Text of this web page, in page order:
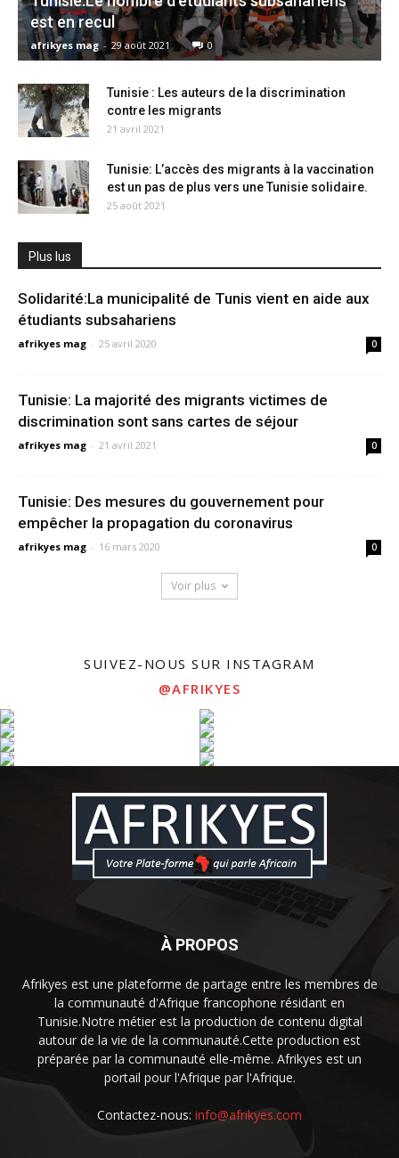
est en recul
afrikyes mag - 29 août 2021 0
Tunisie : Les auteurs de la discrimination
contre les migrants
21 avril 2021
Tunisie: L’accès des migrants à la vaccination
est un pas de plus vers une Tunisie solidaire.
25 août 2021
Plus lus
Solidarité:La municipalité de Tunis vient en aide aux
étudiants subsahariens
afrikyes mag - 25 avril 2020 0
Tunisie: La majorité des migrants victimes de
discrimination sont sans cartes de séjour
afrikyes mag - 21 avril 2021 0
Tunisie: Des mesures du gouvernement pour
empêcher la propagation du coronavirus
afrikyes mag - 16 mars 2020 0
Voir plus
SUIVEZ-NOUS SUR INSTAGRAM
@AFRIKYES
À PROPOS
Afrikyes est une plateforme de partage entre les membres de
la communauté d'Afrique francophone résidant en
Tunisie.Notre métier est la production de contenu digital
autour de la vie de la communauté.Cette production est
préparée par la communauté elle-même. Afrikyes est un
portail pour l'Afrique par l'Afrique.
Contactez-nous: info@afrikyes.com